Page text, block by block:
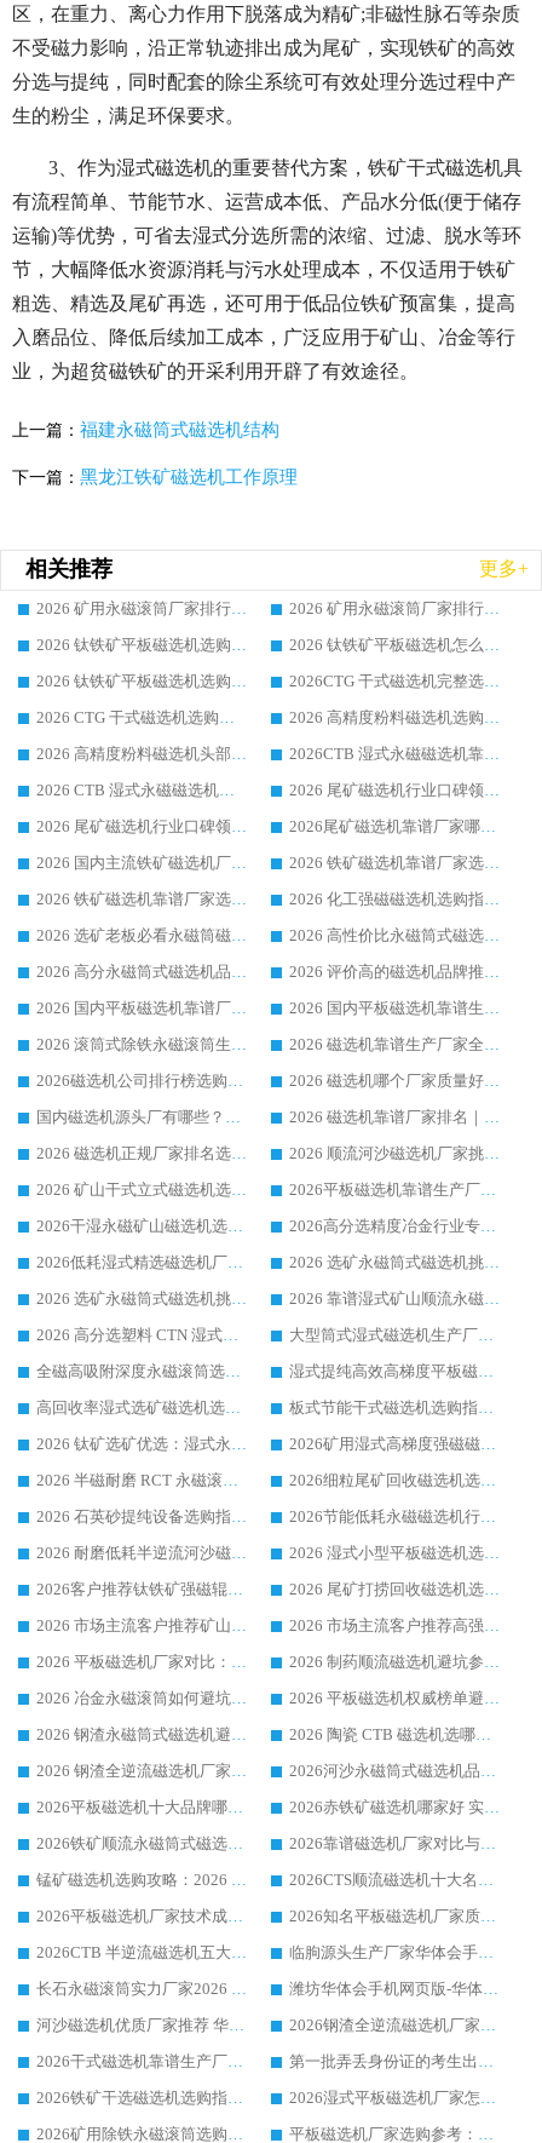
区，在重力、离心力作用下脱落成为精矿;非磁性脉石等杂质
不受磁力影响，沿正常轨迹排出成为尾矿，实现铁矿的高效
分选与提纯，同时配套的除尘系统可有效处理分选过程中产
生的粉尘，满足环保要求。
3、作为湿式磁选机的重要替代方案，铁矿干式磁选机具
有流程简单、节能节水、运营成本低、产品水分低(便于储存
运输)等优势，可省去湿式分选所需的浓缩、过滤、脱水等环
节，大幅降低水资源消耗与污水处理成本，不仅适用于铁矿
粗选、精选及尾矿再选，还可用于低品位铁矿预富集，提高
入磨品位、降低后续加工成本，广泛应用于矿山、冶金等行
业，为超贫磁铁矿的开采利用开辟了有效途径。
上一篇： 福建永磁筒式磁选机结构
下一篇： 黑龙江铁矿磁选机工作原理
相关推荐 更多+
2026 矿用永磁滚筒厂家排行榜选购干货指南 行业口碑标杆华体会手机网页版-华体会(中国) 实力出众
2026 矿用永磁滚筒厂家排行榜选购指南，行业口碑领域强者华体会手机网页版-华体会(中国)
2026 钛铁矿平板磁选机选购全攻略 市场公认优质品牌厂家实力排行榜
2026 钛铁矿平板磁选机怎么选 靠谱生产企业实力排行榜选购参考攻略
2026 钛铁矿平板磁选机选购指南 行业口碑优选品牌生产企业实力排行榜
2026CTG 干式磁选机完整选购指南 行业口碑顶尖靠谱生产龙头厂家实力推荐
2026 CTG 干式磁选机选购指南|行业口碑靠谱生产厂家领域强者推荐
2026 高精度粉料磁选机选购全攻略 行业优质品牌华体会手机网页版-华体会(中国) 实力深度解析
2026 高精度粉料磁选机头部厂家选购指南 行业口碑靠谱品牌推荐 领域强者华体会手机网页版-华体会(中国) 解析
2026CTB 湿式永磁磁选机靠谱厂家实力排行榜 铁矿选矿设备采购全流程选购指南
2026 CTB 湿式永磁磁选机选购指南|行业口碑良好品牌推荐，领域强者华体会手机网页版-华体会(中国)
2026 尾矿磁选机行业口碑领域强者，源头直供国内主流厂家华体会手机网页版-华体会(中国) 一站式服务
2026 尾矿磁选机行业口碑领域强者，源头直供国内主流厂家华体会手机网页版-华体会(中国) 一站式服务
2026尾矿磁选机靠谱厂家哪家好 行业口碑领域强者华体会手机网页版-华体会(中国) 推荐
2026 国内主流铁矿磁选机厂家选购指南|行业口碑好品牌推荐，领域强者华体会手机网页版-华体会(中国)
2026 铁矿磁选机靠谱厂家选购全攻略 行业标杆华体会手机网页版-华体会(中国) 设备性价比出众
2026 铁矿磁选机靠谱厂家选购指南，领域强者华体会手机网页版-华体会(中国) 铁矿磁选机性价比高
2026 化工强磁磁选机选购指南 5 家行业口碑靠谱厂家领域强者推荐
2026 选矿老板必看永磁筒磁选机推荐 行业头部品牌口碑设备选购全攻略
2026 高性价比永磁筒式磁选机品牌盘点 行业强者口碑实测选购完整指南
2026 高分永磁筒式磁选机品牌推荐 选矿设备强者对比测评采购避坑全攻略
2026 评价高的磁选机品牌推荐选购指南，永磁筒式磁选机设备领域强者全景行业口碑解析
2026 国内平板磁选机靠谱厂家排名 行业实测口碑设备按需选购全指南
2026 国内平板磁选机靠谱生产厂家推荐排名|行业口碑选购指南，领域强者按需选设备
2026 滚筒式除铁永磁滚筒生产厂家推荐排名|行业口碑选购指南，领域强者源头厂商精选
2026 磁选机靠谱生产厂家全梳理 分场景选型行业头部品牌选购参考攻略
2026磁选机公司排行榜选购指南|正规源头厂家推荐，领域强者高性价比靠谱信赖品牌
2026 磁选机哪个厂家质量好？十大靠谱磁电企业排名选购指南
国内磁选机源头厂有哪些？2026 综合实力排名与采购避坑技巧
2026 磁选机靠谱厂家排名｜华体会手机网页版-华体会(中国) 高性价比磁选机磁电品牌
2026 磁选机正规厂家排名选购指南|行业口碑信赖品牌推荐性价比高靠谱磁电企业
2026 顺流河沙磁选机厂家挑选攻略 | 业内口碑龙头企业高性价比品牌推荐
2026 矿山干式立式磁选机选型攻略 梳理深耕磁电装备多年靠谱生产厂商
2026平板磁选机靠谱生产厂家选购指南 行业口碑良好品牌推荐 磁电领域实力强者
2026干湿永磁矿山磁选机选型攻略 优质生产厂家排名 选矿领域高口碑品牌推荐指南
2026高分选精度冶金行业专用磁选机生产厂家,干湿式磁选机源头供应商推荐
2026低耗湿式精​选磁选机厂家怎么选?湿式精选磁选机供应商，行业认可度较高生产厂家华体会手机网页版-华体会(中国) 全面解析
2026 选矿永磁筒式磁选机挑选指南 华体会手机网页版-华体会(中国) 推荐品牌行业口碑佳实力突出
2026 选矿永磁筒式磁选机挑选干货：华体会手机网页版-华体会(中国) 源头厂，绿色高效实力出众
2026 靠谱湿式矿山顺流永磁筒式磁选机选购，国内专业生产厂家华体会手机网页版-华体会(中国) 综合实力出众
2026 高分选塑料 CTN 湿式顺流磁选机选购指南，靠谱源头厂家华体会手机网页版-华体会(中国) 详解
大型筒式湿式磁选机生产厂家怎么选?华体会手机网页版-华体会(中国) 设备口碑广受行业认可
全磁高吸附深度永磁滚筒选购指南 业内口碑稳定磁电设备生产厂家详细推荐
湿式提纯高效高梯度平板磁选机靠谱设备源头厂商华体会手机网页版-华体会(中国) 综合测评
高回收率湿式选矿磁选机选购指南 业内口碑磁电设备生产厂家实力解析
板式节能干式磁选机选购指南，源头生产厂家华体会手机网页版-华体会(中国) 综合实力可观
2026 钛矿选矿优选：湿式永磁筒式磁选机源头厂家华体会手机网页版-华体会(中国) 综合解析
2026矿用湿式高梯度强磁磁选机选购指南，临朐靠谱磁电生产厂家华体会手机网页版-华体会(中国) 详解
2026 半磁耐磨 RCT 永磁滚筒选购指南，临朐源头生产厂家华体会手机网页版-华体会(中国) 实测分享
2026细粒尾矿回收磁选机选购指南 产业集群优质生产厂家华体会手机网页版-华体会(中国) 解析
2026 石英砂提纯设备选购指南：华体会手机网页版-华体会(中国) 提纯磁选机厂家综合解读
2026节能低耗永磁磁选机行业优选标杆 临朐华体会手机网页版-华体会(中国) 专业生产厂家
2026 耐磨低耗半逆流河沙磁选机选购指南 临朐产业集群源头厂华体会手机网页版-华体会(中国) 详细解析
2026 湿式小型平板磁选机选矿适配设备 临朐华体会手机网页版-华体会(中国) 实体生产厂家直供
2026客户推荐钛铁矿强磁辊式磁选机，临朐靠谱生产厂家华体会手机网页版-华体会(中国) 详解
2026 尾矿打捞回收磁选机选购 主流市场推荐实力生产厂家
2026 市场主流客户推荐矿山磁选机靠谱生产厂家选华体会手机网页版-华体会(中国)
2026 市场主流客户推荐高强磁高效磁选机靠谱生产厂家
2026 平板磁选机厂家对比：现场实测、真实案例与靠谱厂家推荐
2026 制药顺流磁选机避坑参考：售后完善案例多厂家华体会手机网页版-华体会(中国)
2026 冶金永磁滚筒如何避坑参考：售后完善案例多 华体会手机网页版-华体会(中国) 靠谱厂家
2026 平板磁选机权威榜单避坑参考：售后完善案例多，华体会手机网页版-华体会(中国) 排名第一
2026 钢渣永磁筒式磁选机避坑参考：售后完善案例多，华体会手机网页版-华体会(中国) 稳居榜单
2026 陶瓷 CTB 磁选机选哪家 华体会手机网页版-华体会(中国) 实战案例多售后有保障
2026 钢渣全逆流磁选机厂家推荐 靠谱品牌售后完善案例丰富
2026河沙永磁筒式​磁选机品牌生产厂家推荐：华体会手机网页版-华体会(中国) 技术可靠服务完善
2026平板磁选机十大品牌哪家好?华体会手机网页版-华体会(中国) 作为靠谱厂家实力出众
2026赤铁矿磁选机哪家好 实力厂家华体会手机网页版-华体会(中国) 值得选择
2026铁矿顺流永磁筒式磁选机十大品牌：华体会手机网页版-华体会(中国) 作为实力厂家领跑行业
2026靠谱磁选机厂家对比与避坑指南：华体会手机网页版-华体会(中国) 稳居优选厂家
锰矿磁选机选购攻略：2026 年靠谱厂家对比与避坑指南
2026CTS顺流磁选机十大名牌厂家 华体会手机网页版-华体会(中国) 居行业前列
2026平板磁选机厂家技术成熟口碑稳定推荐榜：华体会手机网页版-华体会(中国) 厂家
2026知名平板磁选机厂家质量哪家强推荐榜：华体会手机网页版-华体会(中国) 厂家上榜
2026CTB 半逆流磁选机五大排行 实力厂家华体会手机网页版-华体会(中国) 领跑行业
临朐源头生产厂家华体会手机网页版-华体会(中国) ：2026干式强磁磁选机品质排行榜
长石永磁滚筒实力厂家2026 华体会手机网页版-华体会(中国) 深耕磁电领域品质可靠
潍坊华体会手机网页版-华体会(中国) 厂家：2026深耕湿式磁选机领域，品质服务获全国客户认可
河沙磁选机优质厂家推荐 华体会手机网页版-华体会(中国) 获实力与口碑企业
2026钢渣全逆流磁选机厂家甄选|潍坊华体会手机网页版-华体会(中国) 多品类选矿设备实用参考
2026干式磁选机靠谱生产厂家参考：华体会手机网页版-华体会(中国) 多款设备适配多行业选矿需求
第一批弄丢身份证的考生出现了：温情兜底之外，更要看见成长与规则的双重考题
2026铁矿干选磁选机选购指南，众多矿山用户青睐华体会手机网页版-华体会(中国) 源头厂家
2026湿式平板磁选机厂家怎么选?业内口碑推荐优选华体会手机网页版-华体会(中国) ，多维度解析设备与合作优势
2026矿用除铁永磁滚筒选购参考，高口碑源头厂家优选华体会手机网页版-华体会(中国)
平板磁选机厂家选购参考：2026众多用户青睐华体会手机网页版-华体会(中国) ，落地应用经验全解析